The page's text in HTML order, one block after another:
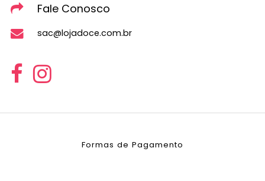
Fale Conosco
sac@lojadoce.com.br
Formas de Pagamento